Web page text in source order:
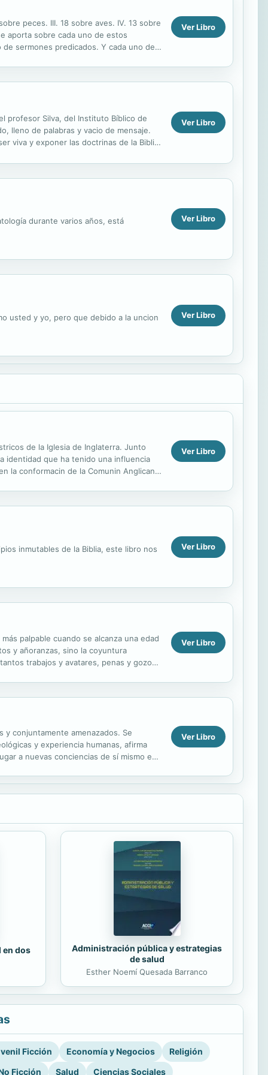
peces. III. 18 sobre aves. IV. 13 sobre
aporta sobre cada uno de estos
sermones predicados. Y cada uno de
Ver Libro
profesor Silva, del Instituto Bíblico de
lleno de palabras y vacio de mensaje.
viva y exponer las doctrinas de la Biblia,
Ver Libro
durante varios años, está Ver Libro
usted y yo, pero que debido a la uncion Ver Libro
de la Iglesia de Inglaterra. Junto
identidad que ha tenido una influencia
la conformacin de la Comunin Anglicana,
Ver Libro
inmutables de la Biblia, este libro nos Ver Libro
palpable cuando se alcanza una edad
y añoranzas, sino la coyuntura
trabajos y avatares, penas y gozos.
Ver Libro
conjuntamente amenazados. Se
y experiencia humanas, afirma
a nuevas conciencias de sí mismo en
Ver Libro
en dos
Administración pública y estrategias
de salud
Esther Noemí Quesada Barranco
Ficción Economía y Negocios
Religión
Ficción
Salud Ciencias Sociales